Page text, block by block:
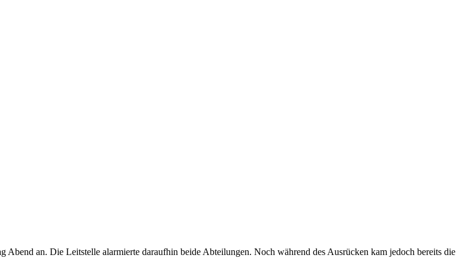
an. Die Leitstelle alarmierte daraufhin beide Abteilungen. Noch während des Ausrücken kam jedoch bereits die